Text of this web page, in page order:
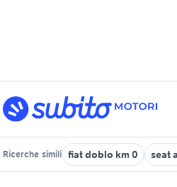
Ricerche simili fiat doblo km 0 seat